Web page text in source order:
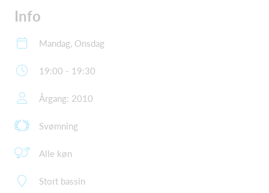
Info
Mandag, Onsdag
19:00 - 19:30
Årgang: 2010
Svømning
Alle køn
Stort bassin